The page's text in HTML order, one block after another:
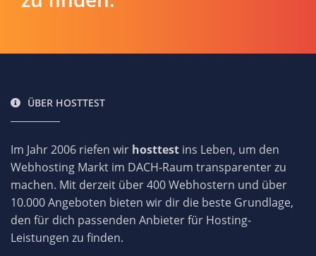
ÜBER HOSTTEST
Im Jahr 2006 riefen wir hosttest ins Leben, um den
Webhosting Markt im DACH-Raum transparenter zu
machen. Mit derzeit über 400 Webhostern und über
10.000 Angeboten bieten wir dir die beste Grundlage,
den für dich passenden Anbieter für Hosting-
Leistungen zu finden.